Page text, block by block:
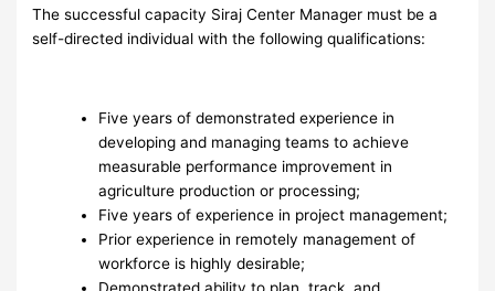
The successful capacity Siraj Center Manager must be a
self-directed individual with the following qualifications:
Five years of demonstrated experience in
developing and managing teams to achieve
measurable performance improvement in
agriculture production or processing;
Five years of experience in project management;
Prior experience in remotely management of
workforce is highly desirable;
Demonstrated ability to plan, track, and